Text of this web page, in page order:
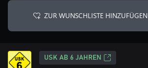
ZUR WUNSCHLISTE HINZUFÜGEN
USK AB 6 JAHREN